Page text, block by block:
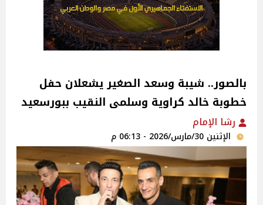
بالصور.. شيبة وسعد الصغير يشعلان حفل
خطوبة خالد كراوية وسلمى النقيب ببورسعيد
رشا الإمام
الإثنين 30/مارس/2026 - 06:13 م